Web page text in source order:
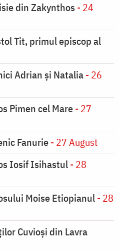
din Zakynthos - 24
Tit, primul episcop al
Adrian și Natalia- 26
Pimen cel Mare- 27
Fanurie- 27 August
Iosif Isihastul- 28
Moise Etiopianul- 28
Cuvioși din Lavra